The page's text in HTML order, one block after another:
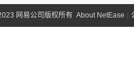
网易公司版权所有 About NetEase